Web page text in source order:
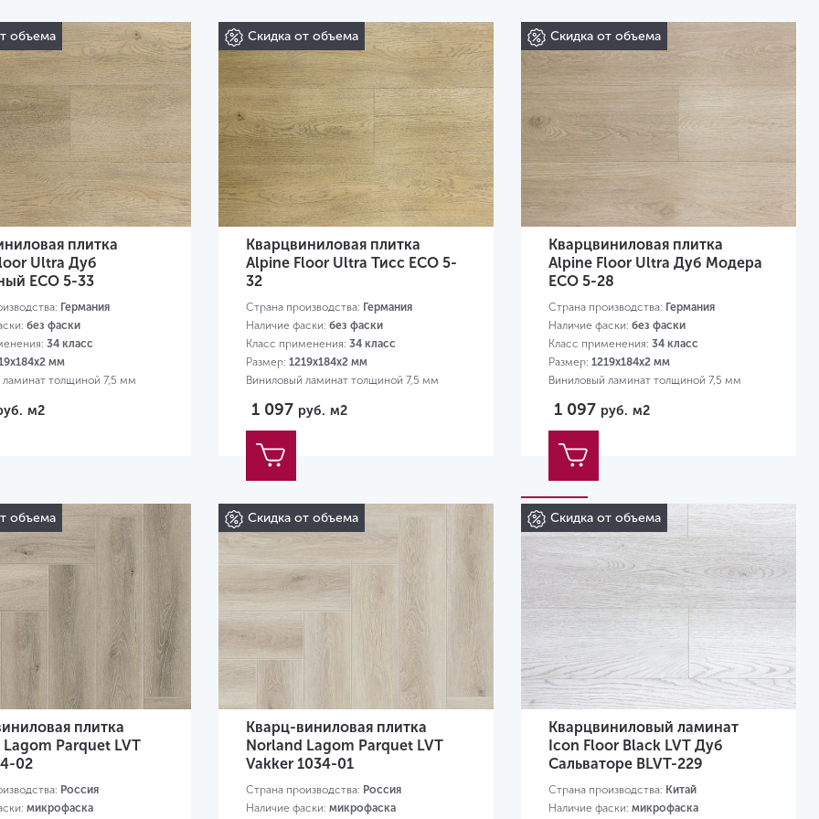
объема
плитка
Ultra Дуб
ЕСО 5-33
Германия
без фаски
34 класс
мм
толщиной 7,5 мм
м2
Скидка от объема
Кварцвиниловая плитка
Alpine Floor Ultra Тисс ЕСО 5-
32
Страна производства: Германия
Наличие фаски: без фаски
Класс применения: 34 класс
Размер: 1219х184х2 мм
Виниловый ламинат толщиной 7,5 мм
1 097 руб. м2
Скидка от объема
Кварцвиниловая плитка
Alpine Floor Ultra Дуб Модера
ЕСО 5-28
Страна производства: Германия
Наличие фаски: без фаски
Класс применения: 34 класс
Размер: 1219х184х2 мм
Виниловый ламинат толщиной 7,5 мм
1 097 руб. м2
объема
плитка
Parquet LVT
02
Россия
микрофаска
Скидка от объема
Кварц-виниловая плитка
Norland Lagom Parquet LVT
Vakker 1034-01
Страна производства: Россия
Наличие фаски: микрофаска
Скидка от объема
Кварцвиниловый ламинат
Icon Floor Black LVT Дуб
Сальваторе BLVT-229
Страна производства: Китай
Наличие фаски: микрофаска